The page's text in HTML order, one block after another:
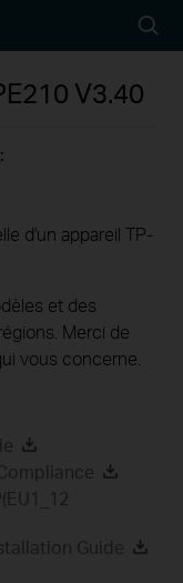
icon
V3.40
d'un appareil TP-
et des
Merci de
vous concerne.
Guide